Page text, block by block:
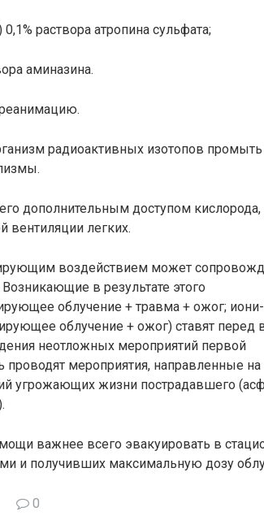
раствора атро­пина сульфата;
аминазина.
радиоактив­ных изотопов промыть
дополнительным доступом кислорода,
вентиляции легких.
воздей­ствием может
в результате этого
облучение + травма + ожог; иони­
облучение + ожог) ставят перед
неотложных мероприятий первой
мероприятия, направленные на
угрожающих жизни пострадавшего
важнее всего эвакуировать в
и получивших максимальную дозу
0